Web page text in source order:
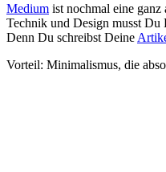
Medium ist nochmal eine ganz
Technik und Design musst Du
Denn Du schreibst Deine
Vorteil: Minimalismus, die